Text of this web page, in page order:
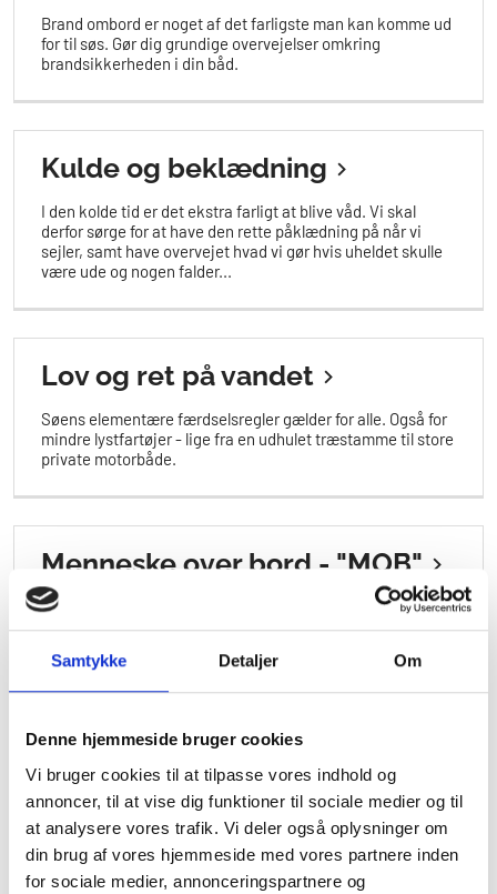
Samtykke Detaljer Om
Denne hjemmeside bruger cookies
Vi bruger cookies til at tilpasse vores indhold og
annoncer, til at vise dig funktioner til sociale medier og til
at analysere vores trafik. Vi deler også oplysninger om
din brug af vores hjemmeside med vores partnere inden
for sociale medier, annonceringspartnere og
Brand ombord er noget af det farligste man kan komme ud
for til søs. Gør dig grundige overvejelser omkring
brandsikkerheden i din båd.
Kulde og beklædning
I den kolde tid er det ekstra farligt at blive våd. Vi skal
derfor sørge for at have den rette påklædning på når vi
sejler, samt have overvejet hvad vi gør hvis uheldet skulle
være ude og nogen falder...
Lov og ret på vandet
Søens elementære færdselsregler gælder for alle. Også for
mindre lystfartøjer - lige fra en udhulet træstamme til store
private motorbåde.
Menneske over bord - "MOB"
Det er vigtigt, at alle fritidssejlere har forberedt sig på den
situation, at de selv, eller en de sejler med, falder i vandet.
Redningsveste
Valg af korrekt redningsvest kan være svært. Det er
forskelligt fra aktivitet til aktivitet hvilken type
redningsvest der egner sig. Det vigtigste er dog at man
ikke nøjes med at have den med, men ogs...